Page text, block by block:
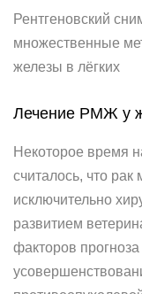
Рентгеновский
множественные
железы в лёгких
Лечение РМЖ у
Некоторое время
считалось, что
исключительно
развитием
факторов